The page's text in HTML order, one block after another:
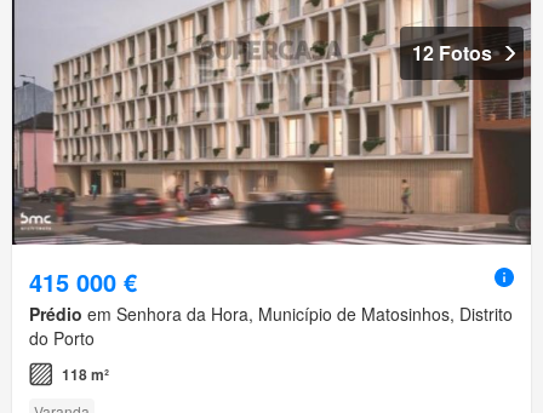
12 Fotos
415 000 €
Prédio em Senhora da Hora, Município de Matosinhos, Distrito
do Porto
118 m²